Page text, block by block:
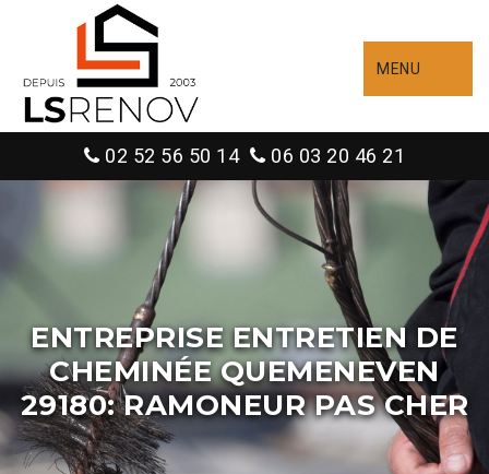
MENU
02 52 56 50 14 06 03 20 46 21
ENTREPRISE ENTRETIEN DE
CHEMINÉE QUEMENEVEN
29180: RAMONEUR PAS CHER